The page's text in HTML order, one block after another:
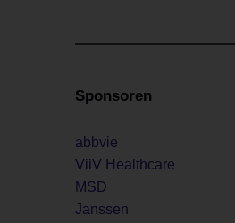
Sponsoren
abbvie
ViiV Healthcare
MSD
Janssen